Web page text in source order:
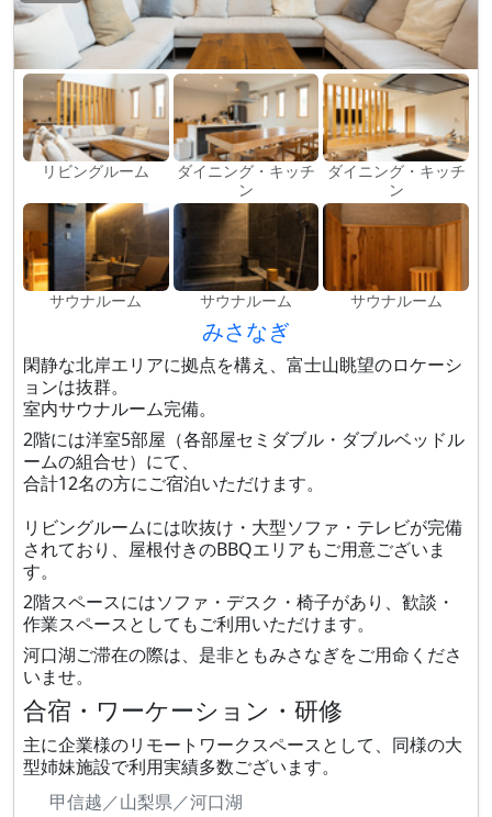
リビングルーム
ダイニング・キッチ
ン
ダイニング・キッチ
ン
サウナルーム サウナルーム サウナルーム
みさなぎ
閑静な北岸エリアに拠点を構え、富士山眺望のロケーシ
ョンは抜群。
室内サウナルーム完備。
2階には洋室5部屋（各部屋セミダブル・ダブルベッドル
ームの組合せ）にて、
合計12名の方にご宿泊いただけます。
リビングルームには吹抜け・大型ソファ・テレビが完備
されており、屋根付きのBBQエリアもご用意ございま
す。
2階スペースにはソファ・デスク・椅子があり、歓談・
作業スペースとしてもご利用いただけます。
河口湖ご滞在の際は、是非ともみさなぎをご用命くださ
いませ。
合宿・ワーケーション・研修
主に企業様のリモートワークスペースとして、同様の大
型姉妹施設で利用実績多数ございます。
甲信越／山梨県／河口湖